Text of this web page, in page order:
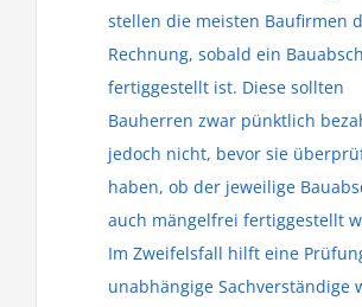
stellen die meisten Baufirmen
Rechnung, sobald ein
fertiggestellt ist. Diese sollten
Bauherren zwar pünktlich
jedoch nicht, bevor sie
haben, ob der jeweilige
auch mängelfrei fertiggestellt
Im Zweifelsfall hilft eine
unabhängige Sachverständige